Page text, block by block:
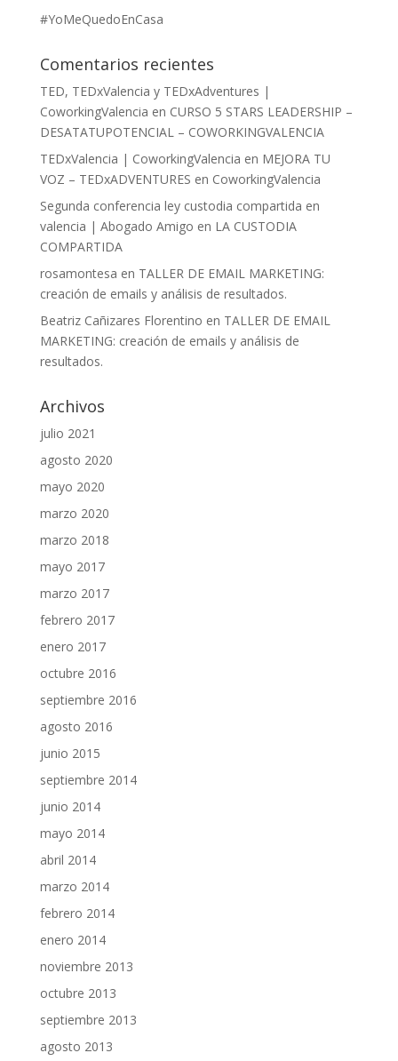
#YoMeQuedoEnCasa
Comentarios recientes
TED, TEDxValencia y TEDxAdventures |
CoworkingValencia en CURSO 5 STARS LEADERSHIP –
DESATATUPOTENCIAL – COWORKINGVALENCIA
TEDxValencia | CoworkingValencia en MEJORA TU
VOZ – TEDxADVENTURES en CoworkingValencia
Segunda conferencia ley custodia compartida en
valencia | Abogado Amigo en LA CUSTODIA
COMPARTIDA
rosamontesa en TALLER DE EMAIL MARKETING:
creación de emails y análisis de resultados.
Beatriz Cañizares Florentino en TALLER DE EMAIL
MARKETING: creación de emails y análisis de
resultados.
Archivos
julio 2021
agosto 2020
mayo 2020
marzo 2020
marzo 2018
mayo 2017
marzo 2017
febrero 2017
enero 2017
octubre 2016
septiembre 2016
agosto 2016
junio 2015
septiembre 2014
junio 2014
mayo 2014
abril 2014
marzo 2014
febrero 2014
enero 2014
noviembre 2013
octubre 2013
septiembre 2013
agosto 2013